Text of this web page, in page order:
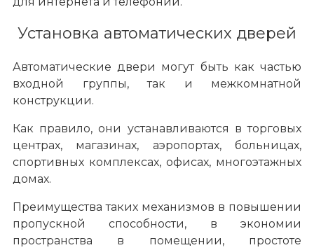
Установка автоматических дверей
Автоматические двери могут быть как частью
входной группы, так и межкомнатной
конструкции.
Как правило, они устанавливаются в торговых
центрах, магазинах, аэропортах, больницах,
спортивных комплексах, офисах, многоэтажных
домах.
Преимущества таких механизмов в повышении
пропускной способности, в экономии
пространства в помещении, простоте